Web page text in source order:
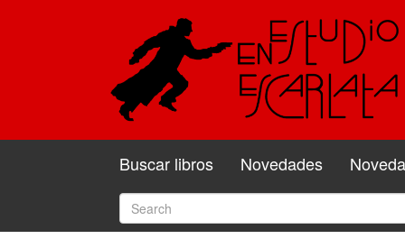
Buscar libros Novedades